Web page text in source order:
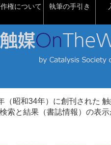
権について 執筆の手引き
昭和34年）に創刊された 触
索と結果（書誌情報）の表